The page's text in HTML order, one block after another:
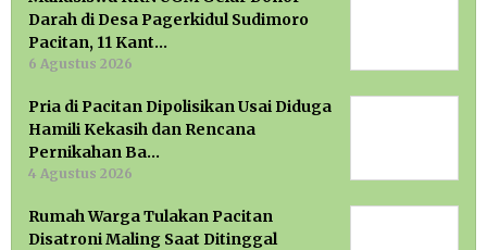
Darah di Desa Pagerkidul Sudimoro
Pacitan, 11 Kant…
6 Agustus 2026
Pria di Pacitan Dipolisikan Usai Diduga
Hamili Kekasih dan Rencana
Pernikahan Ba…
4 Agustus 2026
Rumah Warga Tulakan Pacitan
Disatroni Maling Saat Ditinggal